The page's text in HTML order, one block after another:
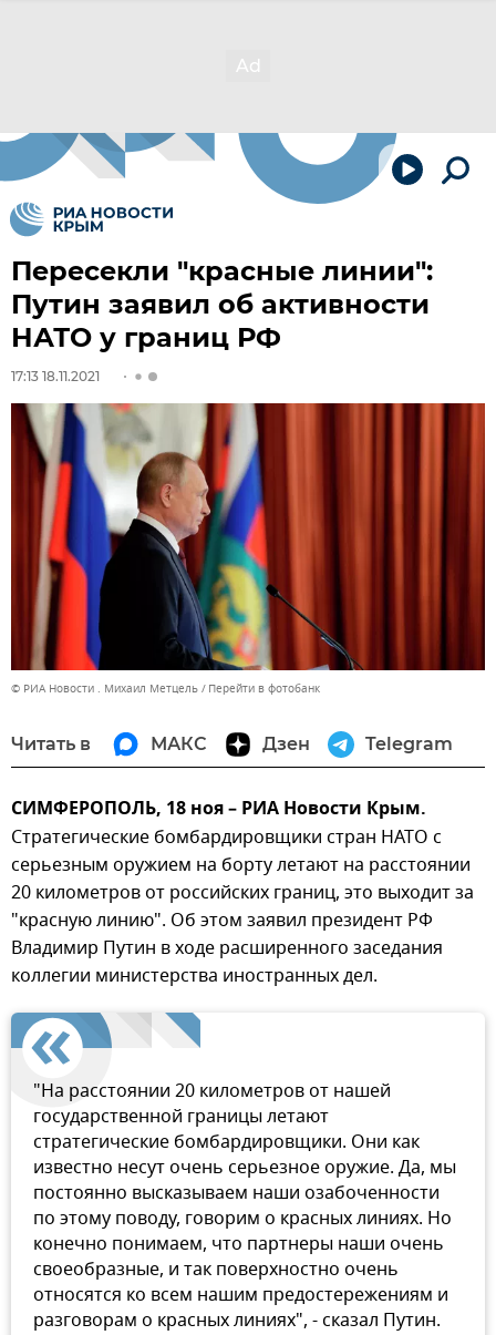
Пересекли "красные линии":
Путин заявил об активности
НАТО у границ РФ
17:13 18.11.2021
© РИА Новости . Михаил Метцель Перейти в фотобанк
Читать в МАКС Дзен Telegram
СИМФЕРОПОЛЬ, 18 ноя – РИА Новости Крым.
Стратегические бомбардировщики стран НАТО с
серьезным оружием на борту летают на расстоянии
20 километров от российских границ, это выходит за
"красную линию". Об этом заявил президент РФ
Владимир Путин в ходе расширенного заседания
коллегии министерства иностранных дел.
"На расстоянии 20 километров от нашей
государственной границы летают
стратегические бомбардировщики. Они как
известно несут очень серьезное оружие. Да, мы
постоянно высказываем наши озабоченности
по этому поводу, говорим о красных линиях. Но
конечно понимаем, что партнеры наши очень
своеобразные, и так поверхностно очень
относятся ко всем нашим предостережениям и
разговорам о красных линиях", - сказал Путин.